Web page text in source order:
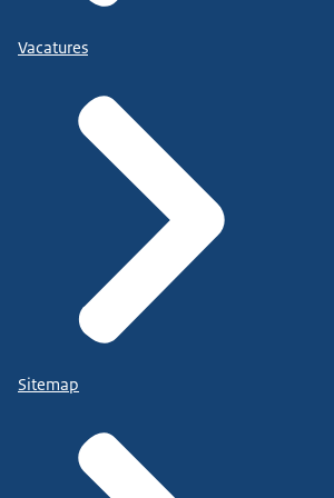
Vacatures
Sitemap